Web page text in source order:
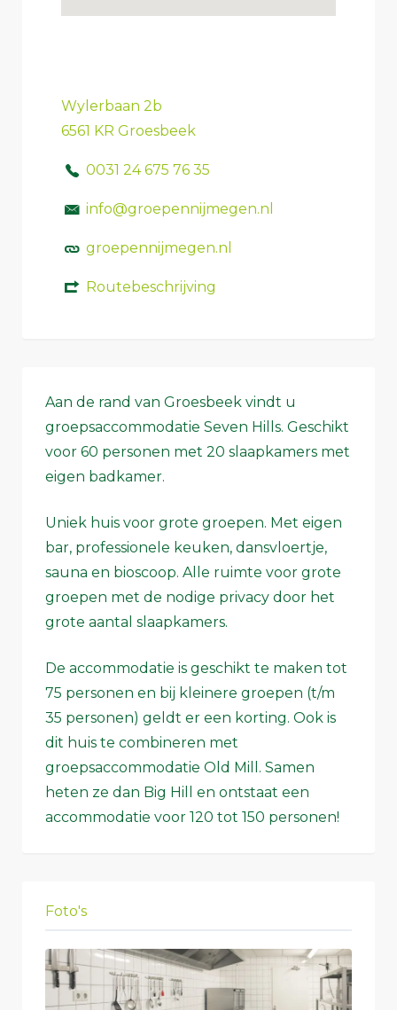
Wylerbaan 2b
6561 KR Groesbeek
0031 24 675 76 35
info@groepennijmegen.nl
groepennijmegen.nl
Routebeschrijving
Aan de rand van Groesbeek vindt u
groepsaccommodatie Seven Hills. Geschikt
voor 60 personen met 20 slaapkamers met
eigen badkamer.
Uniek huis voor grote groepen. Met eigen
bar, professionele keuken, dansvloertje,
sauna en bioscoop. Alle ruimte voor grote
groepen met de nodige privacy door het
grote aantal slaapkamers.
De accommodatie is geschikt te maken tot
75 personen en bij kleinere groepen (t/m
35 personen) geldt er een korting. Ook is
dit huis te combineren met
groepsaccommodatie Old Mill. Samen
heten ze dan Big Hill en ontstaat een
accommodatie voor 120 tot 150 personen!
Foto's